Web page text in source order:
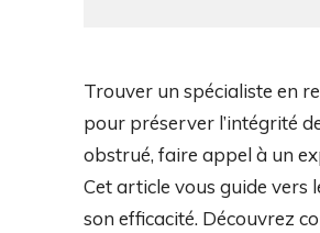
Trouver un spécialiste en
pour préserver l’intégrité
obstrué, faire appel à un
Cet article vous guide
son efficacité. Découvrez